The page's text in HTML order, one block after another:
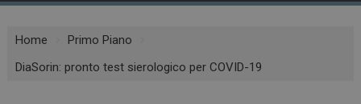
Home
Primo Piano
DiaSorin: pronto test sierologico per COVID-19